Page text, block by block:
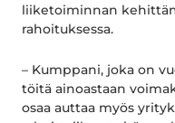
liiketoiminnan
rahoituksessa.
– Kumppani, joka on
töitä ainoastaan
osaa auttaa myös